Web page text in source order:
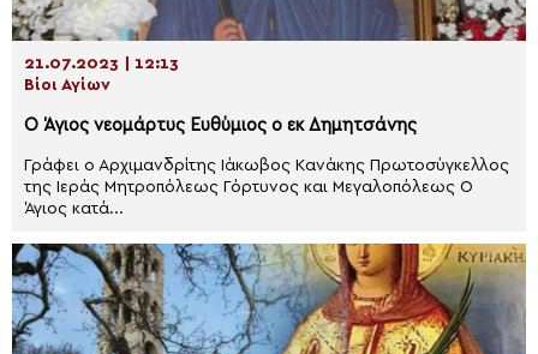
21.07.2023 | 12:13
Βίοι Αγίων
Ο Άγιος νεομάρτυς Ευθύμιος ο εκ Δημητσάνης
Γράφει ο Αρχιμανδρίτης Ιάκωβος Κανάκης Πρωτοσύγκελλος
της Ιεράς Μητροπόλεως Γόρτυνος και Μεγαλοπόλεως Ο
Άγιος κατά...